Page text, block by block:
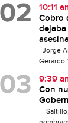
10:11
Cobro
Jorge
Gerardo
9:39
Con
Saltillo,